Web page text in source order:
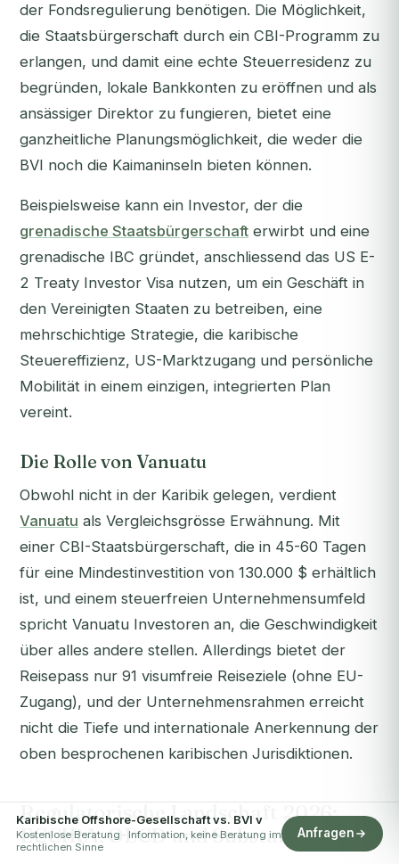
der Fondsregulierung benötigen. Die Möglichkeit,
die Staatsbürgerschaft durch ein CBI-Programm zu
erlangen, und damit eine echte Steuerresidenz zu
begründen, lokale Bankkonten zu eröffnen und als
ansässiger Direktor zu fungieren, bietet eine
ganzheitliche Planungsmöglichkeit, die weder die
BVI noch die Kaimaninseln bieten können.
Beispielsweise kann ein Investor, der die
grenadische Staatsbürgerschaft erwirbt und eine
grenadische IBC gründet, anschliessend das US E-
2 Treaty Investor Visa nutzen, um ein Geschäft in
den Vereinigten Staaten zu betreiben, eine
mehrschichtige Strategie, die karibische
Steuereffizienz, US-Marktzugang und persönliche
Mobilität in einem einzigen, integrierten Plan
vereint.
Die Rolle von Vanuatu
Obwohl nicht in der Karibik gelegen, verdient
Vanuatu als Vergleichsgrösse Erwähnung. Mit
einer CBI-Staatsbürgerschaft, die in 45-60 Tagen
für eine Mindestinvestition von 130.000 $ erhältlich
ist, und einem steuerfreien Unternehmensumfeld
spricht Vanuatu Investoren an, die Geschwindigkeit
über alles andere stellen. Allerdings bietet der
Reisepass nur 91 visumfreie Reiseziele (ohne EU-
Zugang), und der Unternehmensrahmen erreicht
nicht die Tiefe und internationale Anerkennung der
oben besprochenen karibischen Jurisdiktionen.
Regulatorische Landschaft 2026:
ECCIRA, OECD und Substanz
Karibische Offshore-Gesellschaft vs. BVI v
Kostenlose Beratung · Information, keine Beratung im
rechtlichen Sinne
Anfragen